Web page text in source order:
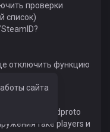
проверки
список)
отключить функцию
версий dproto
fake players и
сайта